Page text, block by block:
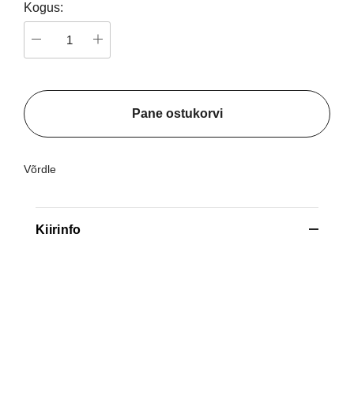
Kogus:
Pane ostukorvi
Võrdle
Kiirinfo